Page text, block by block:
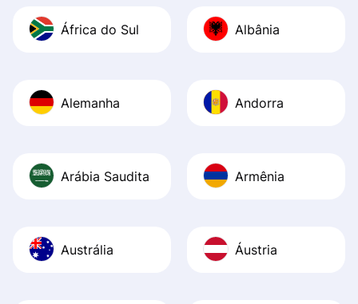
Recommend it!
África do Sul Albânia
Alemanha Andorra
Arábia Saudita Armênia
Austrália Áustria